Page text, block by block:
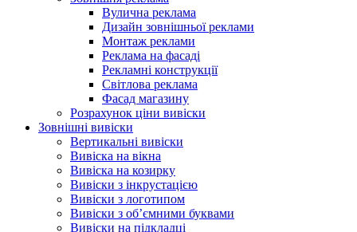
Вулична реклама
Дизайн зовнішньої реклами
Монтаж реклами
Реклама на фасаді
Рекламні конструкції
Світлова реклама
Фасад магазину
Розрахунок ціни вивіски
Зовнішні вивіски
Вертикальні вивіски
Вивіска на вікна
Вивіска на козирку
Вивіски з інкрустацією
Вивіски з логотипом
Вивіски з об’ємними буквами
Вивіски на підкладці